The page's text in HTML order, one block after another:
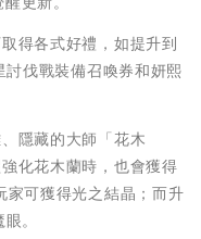
得各式好禮，如提升到
伐戰裝備召喚券和妍熙
隱藏的大師「花木
化花木蘭時，也會獲得
可獲得光之結晶；而升
。